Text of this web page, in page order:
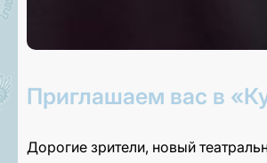
Приглашаем вас в
Дорогие зрители, новый